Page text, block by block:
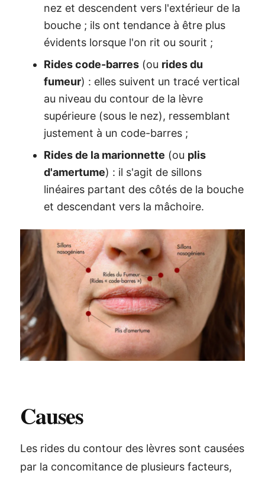
nez et descendent vers l'extérieur de la
bouche ; ils ont tendance à être plus
évidents lorsque l'on rit ou sourit ;
Rides code-barres (ou rides du
fumeur) : elles suivent un tracé vertical
au niveau du contour de la lèvre
supérieure (sous le nez), ressemblant
justement à un code-barres ;
Rides de la marionnette (ou plis
d'amertume) : il s'agit de sillons
linéaires partant des côtés de la bouche
et descendant vers la mâchoire.
Causes
Les rides du contour des lèvres sont causées
par la concomitance de plusieurs facteurs,